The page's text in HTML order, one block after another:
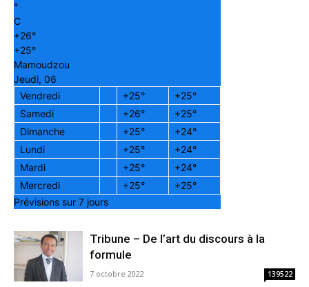
°
C
+26°
+25°
Mamoudzou
Jeudi, 06
Vendredi
+25° +25°
Samedi
+26° +25°
Dimanche
+25° +24°
Lundi
+25° +24°
Mardi
+25° +24°
Mercredi
+25° +25°
Prévisions sur 7 jours
Tribune – De l’art du discours à la
formule
7 octobre 2022 139522